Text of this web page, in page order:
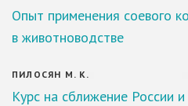
Опыт применения соевого
в животноводстве
ПИЛОСЯН М. К.
Курс на сближение России